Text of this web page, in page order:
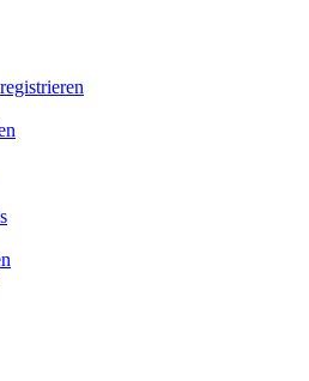
registrieren